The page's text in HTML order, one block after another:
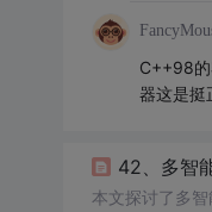
C++98
器这是挺
42、多智
本文探讨了多